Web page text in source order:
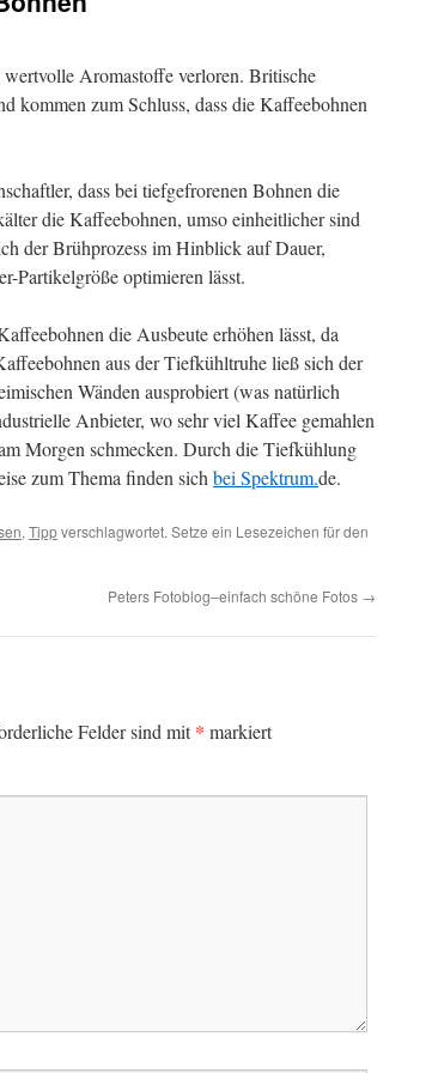
Aromastoffe verloren. Britische
kommen zum Schluss, dass die Kaffeebohnen
dass bei tiefgefrorenen Bohnen die
die Kaffeebohnen, umso einheitlicher sind
der Brühprozess im Hinblick auf Dauer,
Partikelgröße optimieren lässt.
die Ausbeute erhöhen lässt, da
aus der Tiefkühltruhe ließ sich der
Wänden ausprobiert (was natürlich
Anbieter, wo sehr viel Kaffee gemahlen
Morgen schmecken. Durch die Tiefkühlung
zum Thema finden sich bei Spektrum.de.
, Tippverschlagwortet. Setze ein Lesezeichen für den
Peters Fotoblog–einfach schöne Fotos →
Felder sind mit* markiert